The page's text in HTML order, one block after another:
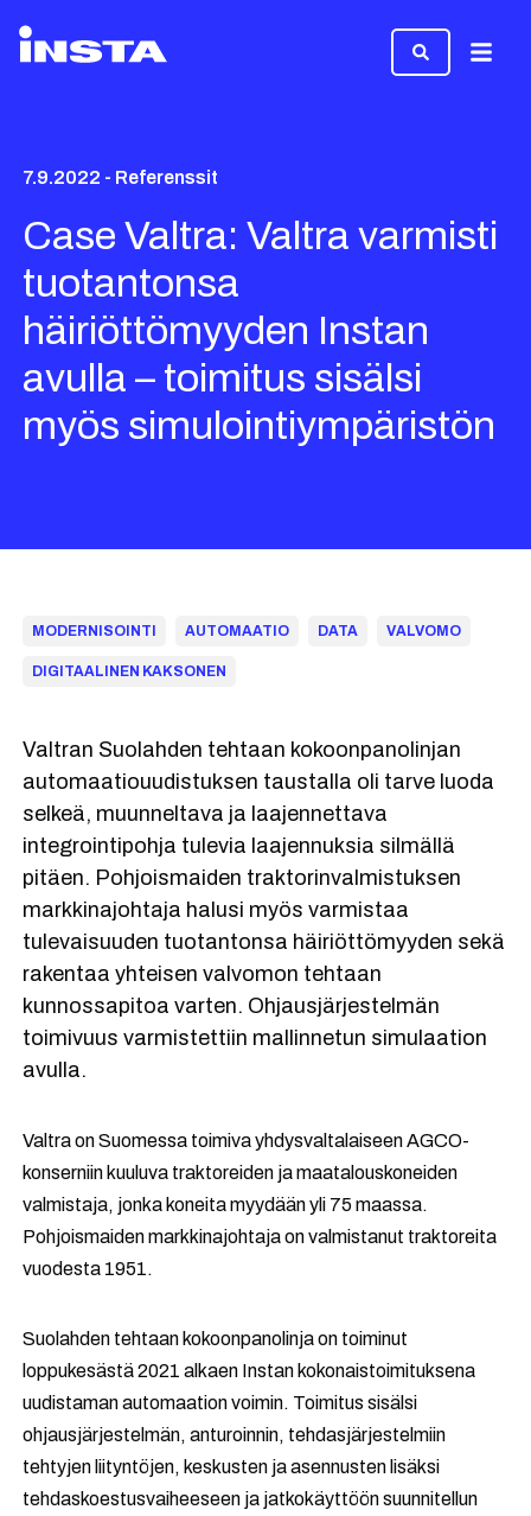
7.9.2022 - Referenssit
Case Valtra: Valtra varmisti
tuotantonsa
häiriöttömyyden Instan
avulla – toimitus sisälsi
myös simulointiympäristön
MODERNISOINTI AUTOMAATIO DATA VALVOMO
DIGITAALINEN KAKSONEN
Valtran Suolahden tehtaan kokoonpanolinjan
automaatiouudistuksen taustalla oli tarve luoda
selkeä, muunneltava ja laajennettava
integrointipohja tulevia laajennuksia silmällä
pitäen. Pohjoismaiden traktorinvalmistuksen
markkinajohtaja halusi myös varmistaa
tulevaisuuden tuotantonsa häiriöttömyyden sekä
rakentaa yhteisen valvomon tehtaan
kunnossapitoa varten. Ohjausjärjestelmän
toimivuus varmistettiin mallinnetun simulaation
avulla.
Valtra on Suomessa toimiva yhdysvaltalaiseen AGCO-
konserniin kuuluva traktoreiden ja maatalouskoneiden
valmistaja, jonka koneita myydään yli 75 maassa.
Pohjoismaiden markkinajohtaja on valmistanut traktoreita
vuodesta 1951.
Suolahden tehtaan kokoonpanolinja on toiminut
loppukesästä 2021 alkaen Instan kokonaistoimituksena
uudistaman automaation voimin. Toimitus sisälsi
ohjausjärjestelmän, anturoinnin, tehdasjärjestelmiin
tehtyjen liityntöjen, keskusten ja asennusten lisäksi
tehdaskoestusvaiheeseen ja jatkokäyttöön suunnitellun